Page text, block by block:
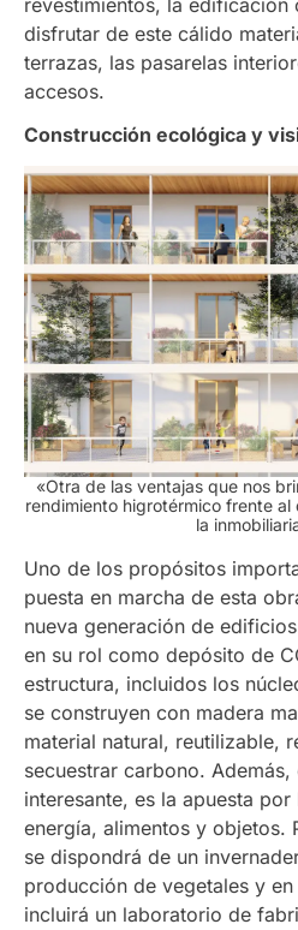
revestimientos, la edificación
disfrutar de este cálido
terrazas, las pasarelas
accesos.
Construcción ecológica y
«Otra de las ventajas que nos
rendimiento higrotérmico frente
la
Uno de los propósitos
puesta en marcha de esta
nueva generación de
en su rol como depósito de
estructura, incluidos los
se construyen con madera
material natural, reutilizable,
secuestrar carbono.
interesante, es la apuesta
energía, alimentos y objetos.
se dispondrá de un
producción de vegetales y
incluirá un laboratorio de